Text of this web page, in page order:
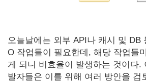
오늘날에는 외부 API나 캐시 및 DB
O 작업들이 필요한데, 해당 작업들
게 되니 비효율이 발생하는 것이다.
발자들은 이를 위해 여러 방안을 검